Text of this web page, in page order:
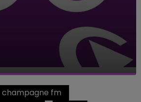
champagne fm